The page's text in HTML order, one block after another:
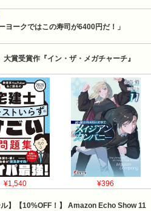
ヨークではこの寿司が6400円だ！」
賞受賞作『イン・ザ・メガチャーチ』
¥1,540 ¥396
】【10%OFF！】 Amazon Echo Show 11